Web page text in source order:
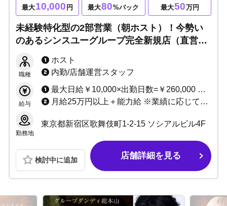
最大10,000 円 最大80%バック 最大50万円
未経験特化型の2部営業（朝ホスト）！今勢い
のあるシンスユーグループ完全新規店（直営
ャンス大！
職種
ホスト
内勤/店舗運営スタッフ
給与
最大日給￥10,000×出勤日数=￥260,000 売上バック(最大80％)＋指名料＋同伴料＋各種賞金 入店祝い金制度あり（最大50万円！）
月給25万円以上＋能力給 ※業績に応じて昇給随時
勤務地
東京都新宿区歌舞伎町1-2-15 ソシアルビル4F
検討中に追加 店舗詳細を見る